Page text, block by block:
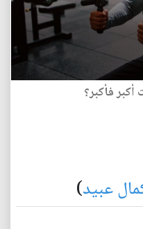
فأكبر؟
عبيد)